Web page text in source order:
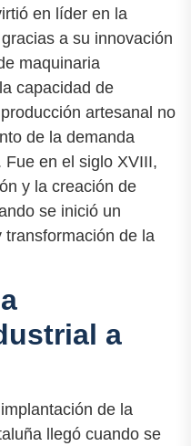
en líder en la
a su innovación
maquinaria
capacidad de
artesanal no
de la demanda
en el siglo XVIII,
y la creación de
se inició un
transformación de la
a
de la
llegó cuando se